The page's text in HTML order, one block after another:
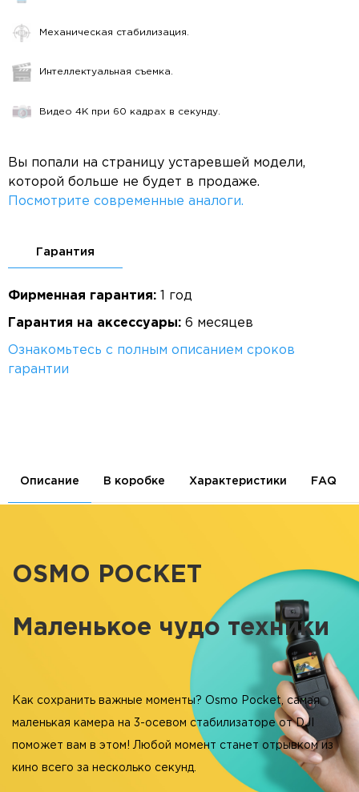
Механическая стабилизация.
Интеллектуальная съемка.
Видео 4K при 60 кадрах в секунду.
Вы попали на страницу устаревшей модели,
которой больше не будет в продаже.
Посмотрите современные аналоги.
Гарантия
Фирменная гарантия: 1 год
Гарантия на аксессуары: 6 месяцев
Ознакомьтесь с полным описанием сроков
гарантии
Описание В коробке Характеристики FAQ
OSMO POCKET
Маленькое чудо техники
Как сохранить важные моменты? Osmo Pocket, самая
маленькая камера на 3-осевом стабилизаторе от DJI
поможет вам в этом! Любой момент станет отрывком из
кино всего за несколько секунд.